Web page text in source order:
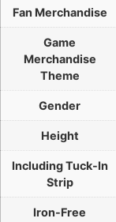
Fan Merchandise
Game
Merchandise
Theme
Gender
Height
Including Tuck-In
Strip
Iron-Free